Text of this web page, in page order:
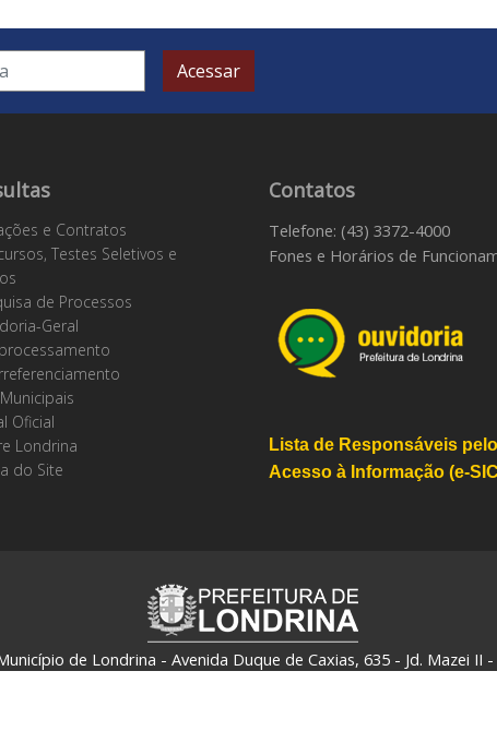
Acessar
e Contratos
Testes Seletivos e
de Processos
Geral
Oficial
Londrina
do Site
Contatos
Telefone: (43) 3372-4000
Fones e Horários de
Lista de Responsáveis pelo
Acesso à Informação (e-
de Londrina - Avenida Duque de Caxias, 635 - Jd. Mazei II -